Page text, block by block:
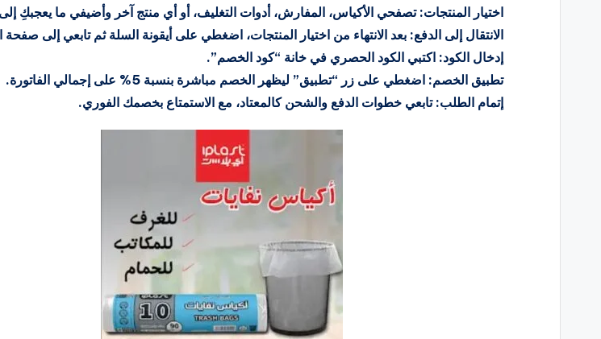
اختيار المنتجات: تصفحي الأكياس، المفارش، أدوات التغليف، أو أي منتج آخر وأضيفي ما يعجبكِ
الانتقال إلى الدفع: بعد الانتهاء من اختيار المنتجات، اضغطي على أيقونة السلة ثم تابعي إلى صفحة
إدخال الكود: اكتبي الكود الحصري في خانة “كود الخصم”.
تطبيق الخصم: اضغطي على زر “تطبيق” ليظهر الخصم مباشرة بنسبة 5% على إجمالي الفاتورة.
إتمام الطلب: تابعي خطوات الدفع والشحن كالمعتاد، مع الاستمتاع بخصمك الفوري.